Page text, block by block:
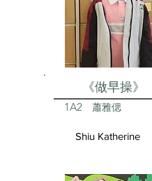
《做早操》
1A2 蕭雅偲
Shiu Katherine